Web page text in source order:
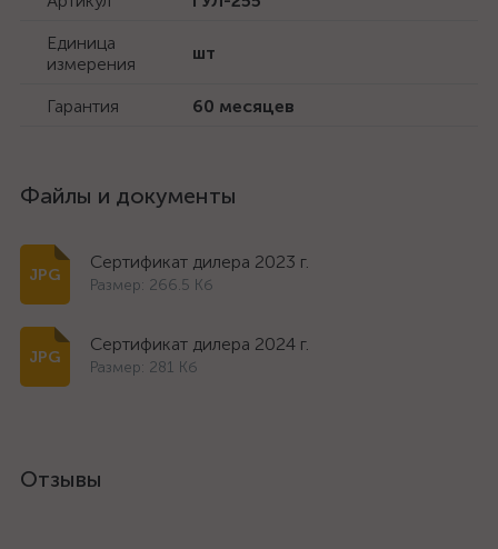
Единица
измерения
шт
Гарантия 60 месяцев
Файлы и документы
Сертификат дилера 2023 г.
Размер: 266.5 Кб
Сертификат дилера 2024 г.
Размер: 281 Кб
Отзывы